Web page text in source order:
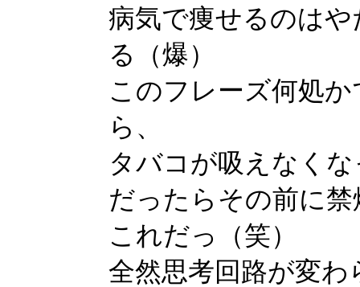
病気で痩せるのは
る（爆）
このフレーズ何処
ら、
タバコが吸えなく
だったらその前に
これだっ（笑）
全然思考回路が変